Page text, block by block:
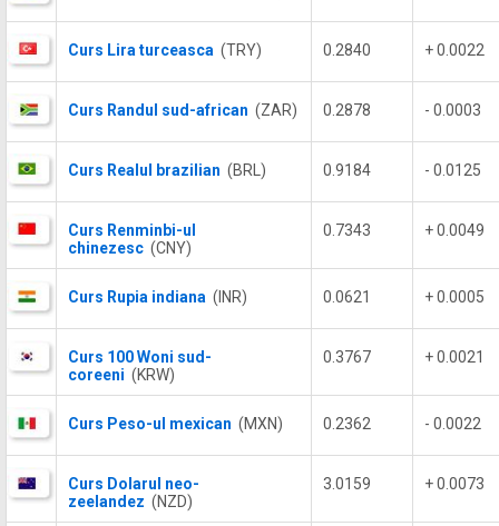
Curs Lira turceasca (TRY) 0.2840 + 0.0022
Curs Randul sud-african (ZAR) 0.2878 - 0.0003
Curs Realul brazilian (BRL) 0.9184 - 0.0125
Curs Renminbi-ul
chinezesc (CNY)
0.7343 + 0.0049
Curs Rupia indiana (INR) 0.0621 + 0.0005
Curs 100 Woni sud-
coreeni (KRW)
0.3767 + 0.0021
Curs Peso-ul mexican (MXN) 0.2362 - 0.0022
Curs Dolarul neo-
zeelandez (NZD)
3.0159 + 0.0073